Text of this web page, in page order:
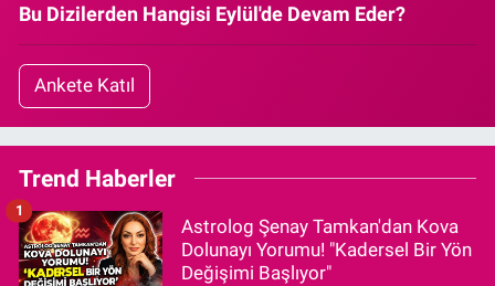
Bu Dizilerden Hangisi Eylül'de Devam Eder?
Ankete Katıl
Trend Haberler
Astrolog Şenay Tamkan'dan Kova
Dolunayı Yorumu! "Kadersel Bir Yön
Değişimi Başlıyor"
1